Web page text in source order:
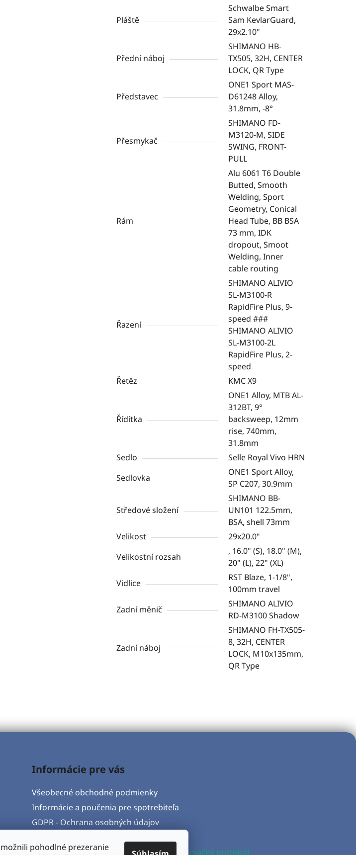
pohodlné prezeranie
Pláště
Schwalbe Smart
Sam KevlarGuard,
29x2.10"
Přední náboj
SHIMANO HB-
TX505, 32H, CENTER
LOCK, QR Type
Představec
ONE1 Sport MAS-
D61248 Alloy,
31.8mm, -8°
Přesmykač
SHIMANO FD-
M3120-M, SIDE
SWING, FRONT-
PULL
Rám
Alu 6061 T6 Double
Butted, Smooth
Welding, Sport
Geometry, Conical
Head Tube, BB BSA
73 mm, IDK
dropout, Smoot
Welding, Inner
cable routing
Řazení
SHIMANO ALIVIO
SL-M3100-R
RapidFire Plus, 9-
speed ###
SHIMANO ALIVIO
SL-M3100-2L
RapidFire Plus, 2-
speed
Řetěz
KMC X9
Řídítka
ONE1 Alloy, MTB AL-
312BT, 9°
backsweep, 12mm
rise, 740mm,
31.8mm
Sedlo
Selle Royal Vivo HRN
Sedlovka
ONE1 Sport Alloy,
SP C207, 30.9mm
Středové složení
SHIMANO BB-
UN101 122.5mm,
BSA, shell 73mm
Velikost
29x20.0"
Velikostní rozsah
, 16.0" (S), 18.0" (M),
20" (L), 22" (XL)
Vidlice
RST Blaze, 1-1/8",
100mm travel
Zadní měnič
SHIMANO ALIVIO
RD-M3100 Shadow
Zadní náboj
SHIMANO FH-TX505-
8, 32H, CENTER
LOCK, M10x135mm,
QR Type
Informácie pre vás
Všeobecné obchodné podmienky
Informácie a poučenia pre spotrebiteľa
GDPR - Ochrana osobných údajov
Postup pri vytknutí vady produktu a Reklamačný protokol